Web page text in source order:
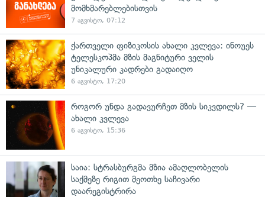
მომხმარებლებისთვის
7 აგვისტო, 07:12
ქართველი ფიზიკოსის ახალი კვლევა: ინოუეს
ტელესკოპმა მზის მაგნიტური ველის
უნიკალური კადრები გადაიღო
6 აგვისტო, 17:20
როგორ უნდა გადავურჩეთ მზის სიკვდილს? —
ახალი კვლევა
6 აგვისტო, 15:36
საია: სტრასბურგმა მზია ამაღლობელის
საქმეზე რიგით მეოთხე საჩივარი
დაარეგისტრირა